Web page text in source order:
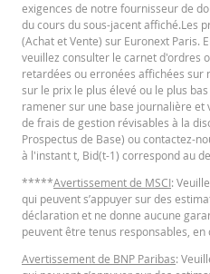
Français (France)
KEY INFORMATION
Key Information
QUOTES
exigences de notre fournisseur de
du cours du sous-jacent affiché.Les
(Achat et Vente) sur Euronext Paris.
veuillez consulter le carnet d'ordres
retardées ou erronées affichées sur
sur le prix le plus élevé ou le plus
ramener sur une base journalière et
de frais de gestion révisables à la
Prospectus de Base) ou contactez-
à l'instant t, Bid(t-1) correspond au
*****Avertissement de MSCI:
qui peuvent s’appuyer sur des
déclaration et ne donne aucune
peuvent être tenus responsables,
Avertissement de BNP Paribas: